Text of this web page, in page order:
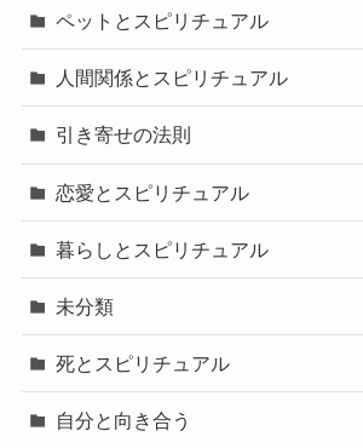
ペットとスピリチュアル
人間関係とスピリチュアル
引き寄せの法則
恋愛とスピリチュアル
暮らしとスピリチュアル
未分類
死とスピリチュアル
自分と向き合う